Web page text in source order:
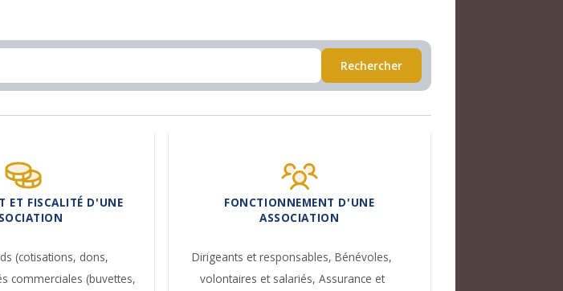
Rechercher
ET FISCALITÉ D'UNE
(cotisations, dons,
commerciales (buvettes,
FONCTIONNEMENT D'UNE
ASSOCIATION
Dirigeants et responsables,Bénévoles,
volontaires et salariés, Assurance et